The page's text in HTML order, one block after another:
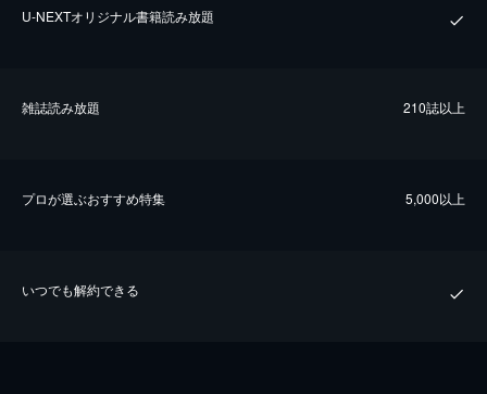
U-NEXTオリジナル書籍読み放題
雑誌読み放題 210誌以上
プロが選ぶおすすめ特集 5,000以上
いつでも解約できる